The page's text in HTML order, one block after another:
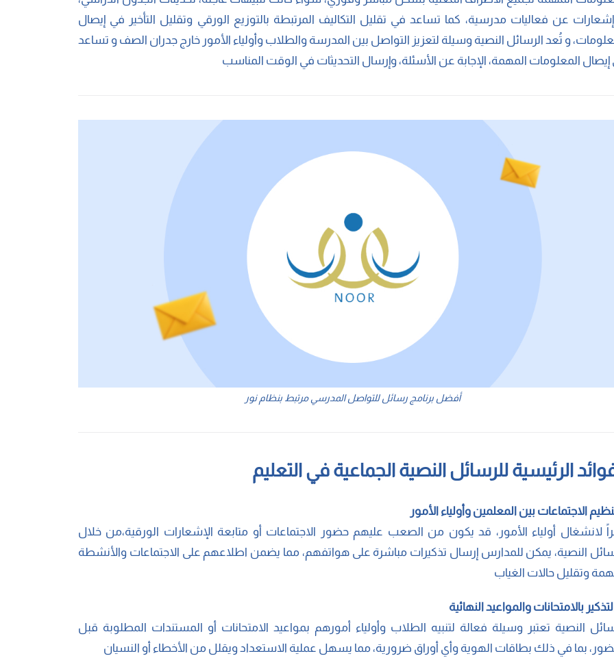
عن فعاليات مدرسية، كما تساعد في تقليل التكاليف المرتبطة بالتوزيع الورقي وتقليل التأخير في إيصال
و تُعد الرسائل النصية وسيلة لتعزيز التواصل بين المدرسة والطلاب وأولياء الأمور خارج جدران الصف و تساعد
المعلومات المهمة، الإجابة عن الأسئلة، وإرسال التحديثات في الوقت المناسب
أفضل برنامج رسائل للتواصل المدرسي مرتبط بنظام نور
الرئيسية للرسائل النصية الجماعية في التعليم
لانشغال أولياء الأمور، قد يكون من الصعب عليهم حضور الاجتماعات أو متابعة الإشعارات الورقية،من خلال
النصية، يمكن للمدارس إرسال تذكيرات مباشرة على هواتفهم، مما يضمن اطلاعهم على الاجتماعات والأنشطة
وتقليل حالات الغياب
النصية تعتبر وسيلة فعالة لتنبيه الطلاب وأولياء أمورهم بمواعيد الامتحانات أو المستندات المطلوبة قبل
بما في ذلك بطاقات الهوية وأي أوراق ضرورية، مما يسهل عملية الاستعداد ويقلل من الأخطاء أو النسيان